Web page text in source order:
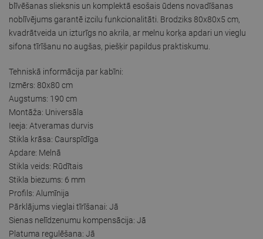
blīvēšanas slieksnis un komplektā esošais ūdens novadīšanas
noblīvējums garantē izcilu funkcionalitāti. Brodziks 80x80x5 cm,
kvadrātveida un izturīgs no akrila, ar melnu korķa apdari un vieglu
sifona tīrīšanu no augšas, piešķir papildus praktiskumu.
Tehniskā informācija par kabīni:
Izmērs: 80x80 cm
Augstums: 190 cm
Montāža: Universāla
Ieeja: Atveramas durvis
Stikla krāsa: Caurspīdīga
Apdare: Melnā
Stikla veids: Rūdītais
Stikla biezums: 6 mm
Profils: Alumīnija
Pārklājums vieglai tīrīšanai: Jā
Sienas nelīdzenumu kompensācija: Jā
Platuma regulēšana: Jā